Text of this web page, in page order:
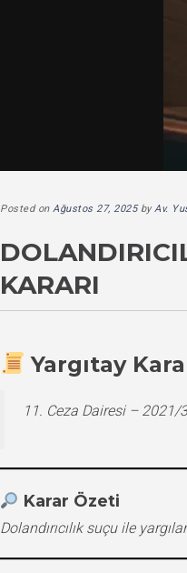
Posted on Ağustos 27, 2025byAv.
KARARI
Yargıtay
11. Ceza Dairesi –
Karar Özeti
Dolandırıcılık suçu ile